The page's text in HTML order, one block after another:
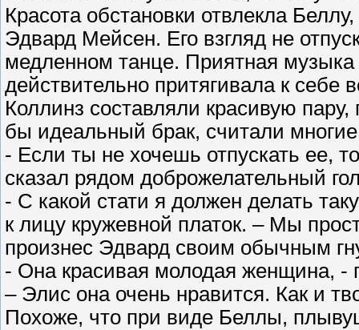
Красота обстановки отвлекла
Эдвард Мейсен. Его взгляд не
медленном танце. Приятная
действительно притягивала к
Коллинз составляли красивую
бы идеальный брак, считали
- Если ты не хочешь отпускать ее,
сказал рядом доброжелательный
- С какой стати я должен делать
к лицу кружевной платок. – Мы
произнес Эдвард своим обычным
- Она красивая молодая женщина, -
– Элис она очень нравится. Как и
Похоже, что при виде Беллы,